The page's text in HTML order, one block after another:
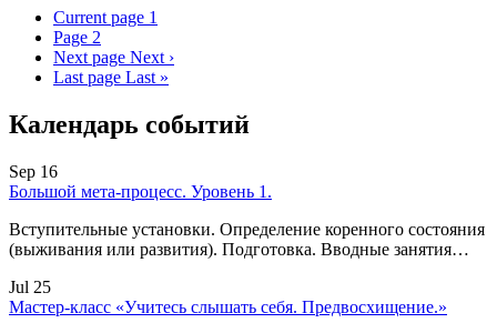
Current page 1
Page 2
Next page Next ›
Last page Last »
Календарь событий
Sep 16
Большой мета-процесс. Уровень 1.
Вступительные установки. Определение коренного состояния
(выживания или развития). Подготовка. Вводные занятия…
Jul 25
Мастер-класс «Учитесь слышать себя. Предвосхищение.»